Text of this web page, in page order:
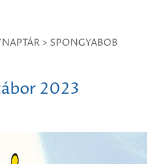
> SPONGYABOB
2023